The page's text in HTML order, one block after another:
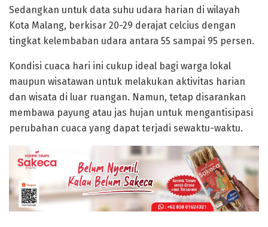
Sedangkan untuk data suhu udara harian di wilayah
Kota Malang, berkisar 20-29 derajat celcius dengan
tingkat kelembaban udara antara 55 sampai 95 persen.
Kondisi cuaca hari ini cukup ideal bagi warga lokal
maupun wisatawan untuk melakukan aktivitas harian
dan wisata di luar ruangan. Namun, tetap disarankan
membawa payung atau jas hujan untuk mengantisipasi
perubahan cuaca yang dapat terjadi sewaktu-waktu.